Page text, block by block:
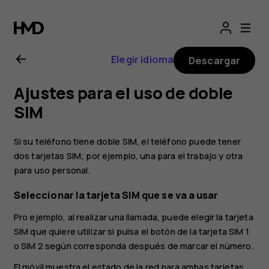
Manual
de
usuario
de
Nokia
1.3
Elegir idioma Descargar
Ajustes para el uso de doble
SIM
Si su teléfono tiene doble SIM, el teléfono puede tener
dos tarjetas SIM; por ejemplo, una para el trabajo y otra
para uso personal.
Seleccionar la tarjeta SIM que se va a usar
Pro ejemplo, al realizar una llamada, puede elegir la tarjeta
SIM que quiere utilizar si pulsa el botón de la tarjeta SIM 1
o SIM 2 según corresponda después de marcar el número.